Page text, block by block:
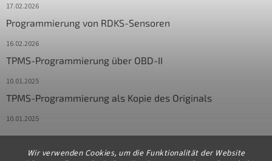
Wir verwenden Cookies, um die Funktionalität der Website
17.02.2026
Programmierung von RDKS-Sensoren
16.02.2026
TPMS-Programmierung über OBD-II
10.01.2025
TPMS-Programmierung als Kopie des Originals
10.01.2025